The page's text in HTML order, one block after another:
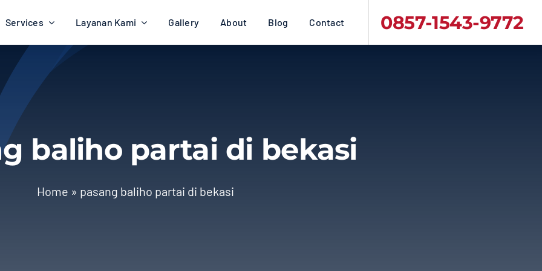
Services Layanan Kami Gallery About Blog Contact 0857-1543-9772
baliho partai di bekasi
Home » pasang baliho partai di bekasi